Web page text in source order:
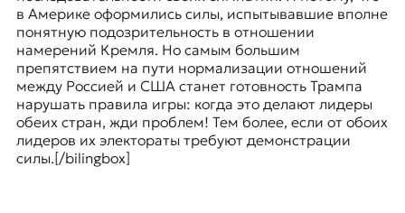
в Америке оформились силы, испытывавшие вполне
понятную подозрительность в отношении
намерений Кремля. Но самым большим
препятствием на пути нормализации отношений
между Россией и США станет готовность Трампа
нарушать правила игры: когда это делают лидеры
обеих стран, жди проблем! Тем более, если от обоих
лидеров их электораты требуют демонстрации
силы.[/bilingbox]